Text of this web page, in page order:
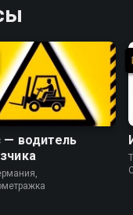
— водитель